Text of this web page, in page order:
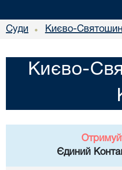
Суди • Києво-
Києво-
Єдиний